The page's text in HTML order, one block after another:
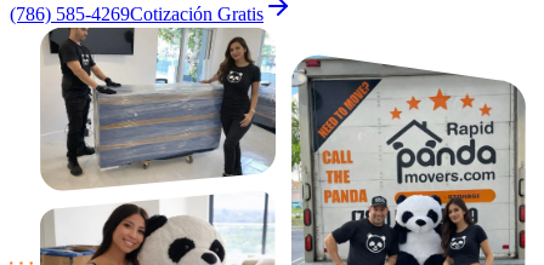
(786) 585-4269Cotización Gratis